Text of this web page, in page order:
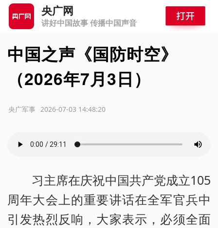
央广网
讲好中国故事 传播中国声音
中国之声《国防时空》
（2026年7月3日）
2026-07-03 14:48:20
央广军事
习主席在庆祝中国共产党成立105
周年大会上的重要讲话在全军官兵中
引发热烈反响，大家表示，必须全面